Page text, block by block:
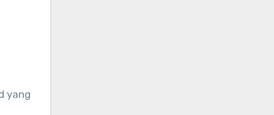
yang